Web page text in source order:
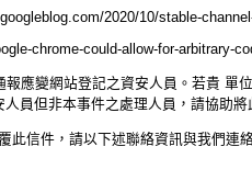
2020/10/stable-
chrome-could-allow-for-arbitrary-
應變網站登記之資安人員。若貴 單
員但非本事件之處理人員，請協助
信件，請以下述聯絡資訊與我們連